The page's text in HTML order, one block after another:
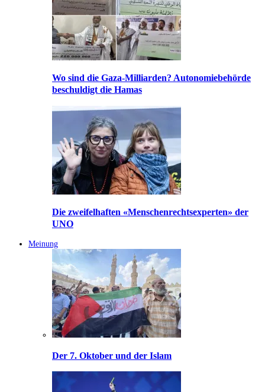
Wo sind die Gaza-Milliarden? Autonomiebehörde
beschuldigt die Hamas
Die zweifelhaften «Menschenrechtsexperten» der
UNO
Meinung
Der 7. Oktober und der Islam